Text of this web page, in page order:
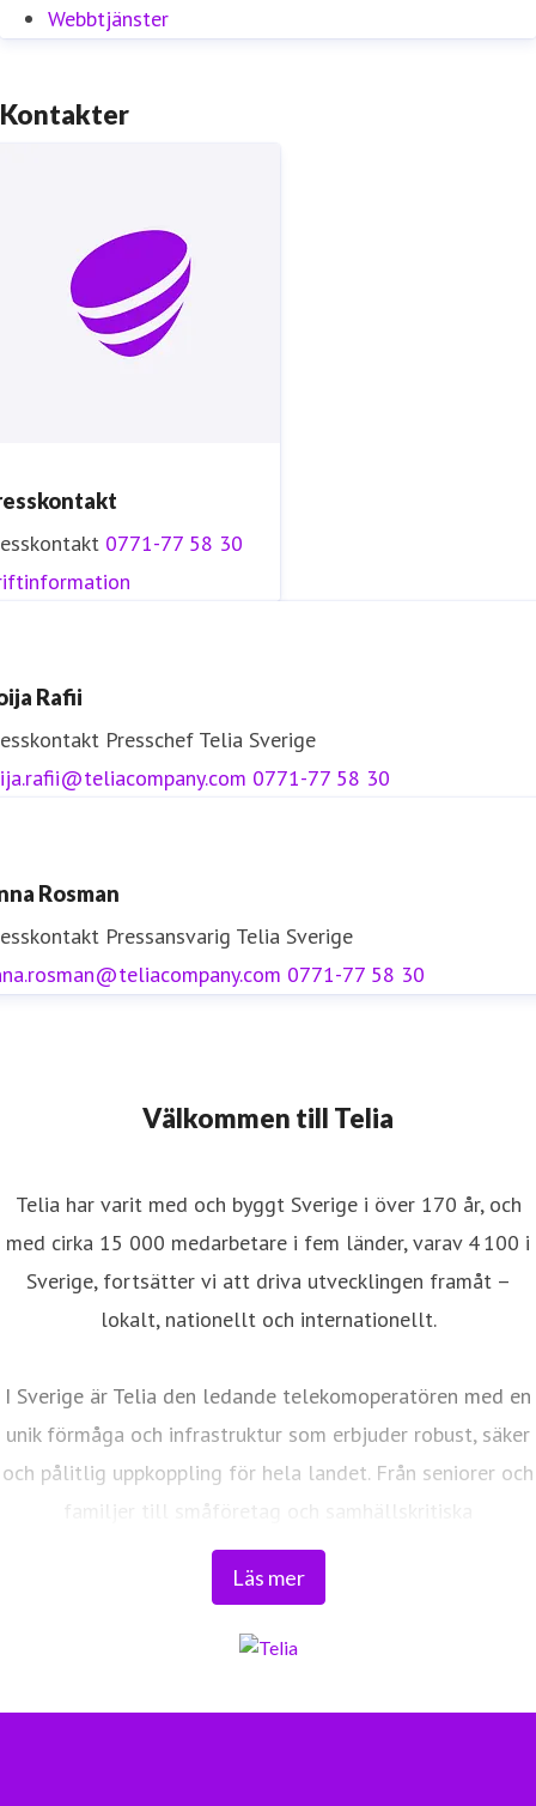
Webbtjänster
Kontakter
0771-77 58 30
Rafii
Presschef Telia Sverige
0771-77 58 30
Rosman
Pressansvarig Telia Sverige
0771-77 58 30
Välkommen till Telia
Läs mer
Telia har varit med och byggt Sverige i över 170 år, och
med cirka 15 000 medarbetare i fem länder, varav 4 100 i
Sverige, fortsätter vi att driva utvecklingen framåt –
lokalt, nationellt och internationellt.
I Sverige är Telia den ledande telekomoperatören med en
unik förmåga och infrastruktur som erbjuder robust, säker
och pålitlig uppkoppling för hela landet. Från seniorer och
familjer till småföretag och samhällskritiska
verksamheter. Vi möjliggör digitaliseringens kraft i
vardagen och är en del av Sveriges totalförsvar. Med
transportnätet och ett mobilnät i världsklass skapar vi en